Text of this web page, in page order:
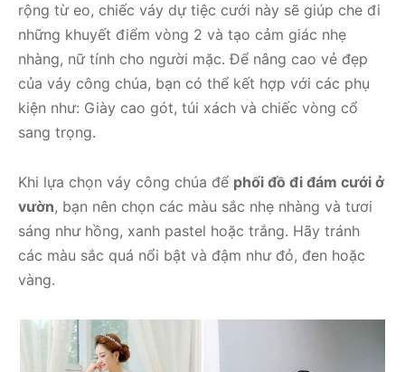
rộng từ eo, chiếc váy dự tiệc cưới này sẽ giúp che đi
những khuyết điểm vòng 2 và tạo cảm giác nhẹ
nhàng, nữ tính cho người mặc. Để nâng cao vẻ đẹp
của váy công chúa, bạn có thể kết hợp với các phụ
kiện như: Giày cao gót, túi xách và chiếc vòng cổ
sang trọng.
Khi lựa chọn váy công chúa để phối đồ đi đám cưới ở
vườn, bạn nên chọn các màu sắc nhẹ nhàng và tươi
sáng như hồng, xanh pastel hoặc trắng. Hãy tránh
các màu sắc quá nổi bật và đậm như đỏ, đen hoặc
vàng.